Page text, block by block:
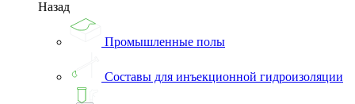
Назад
Промышленные полы
Составы для инъекционной гидроизоляции